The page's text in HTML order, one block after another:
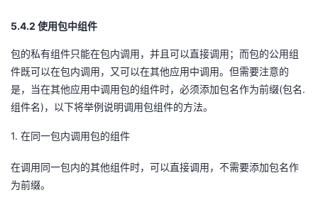
5.4.2 使用包中组件
包的私有组件只能在包内调用，并且可以直接调用；而包的公用组
件既可以在包内调用，又可以在其他应用中调用。但需要注意的
是，当在其他应用中调用包的组件时，必须添加包名作为前缀(包名 .
组件名 ) ，以下将举例说明调用包组件的方法。
1. 在同一包内调用包的组件
在调用同一包内的其他组件时，可以直接调用，不需要添加包名作
为前缀。